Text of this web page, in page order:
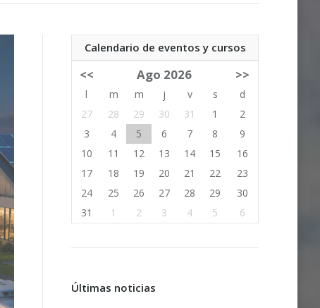
Calendario de eventos y cursos
<< Ago 2026 >>
l m m j v s
d
27
28 29 30 31 1
2
3
4 5 6 7 8
9
10
11 12 13 14 15
16
17
18 19 20 21 22
23
24
25 26 27 28 29
30
31
1 2 3 4 5 6
Últimas noticias